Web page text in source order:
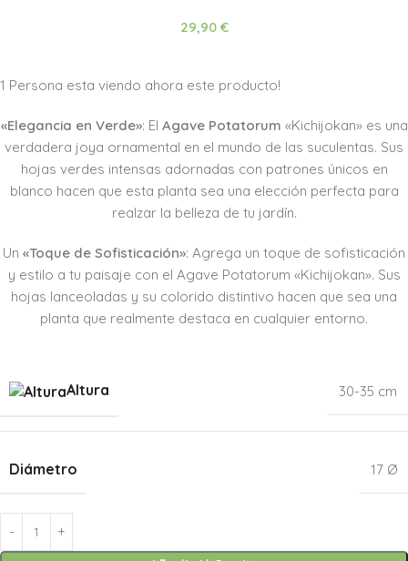
29,90 €
1 Persona esta viendo ahora este producto!
«Elegancia en Verde»: El Agave Potatorum «Kichijokan» es una
verdadera joya ornamental en el mundo de las suculentas. Sus
hojas verdes intensas adornadas con patrones únicos en
blanco hacen que esta planta sea una elección perfecta para
realzar la belleza de tu jardín.
Un «Toque de Sofisticación»: Agrega un toque de sofisticación
y estilo a tu paisaje con el Agave Potatorum «Kichijokan». Sus
hojas lanceoladas y su colorido distintivo hacen que sea una
planta que realmente destaca en cualquier entorno.
Altura 30-35 cm
Diámetro 17 Ø